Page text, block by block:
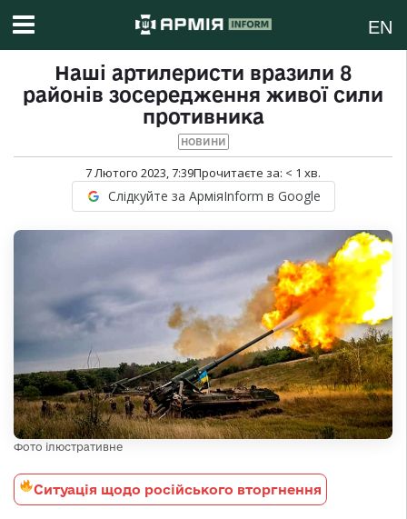
EN
Наші артилеристи вразили 8
районів зосередження живої сили
противника
НОВИНИ
7 Лютого 2023, 7:39Прочитаєте за: < 1 хв.
Слідкуйте за АрміяInform в Google
Фото ілюстративне
Ситуація щодо російського вторгнення